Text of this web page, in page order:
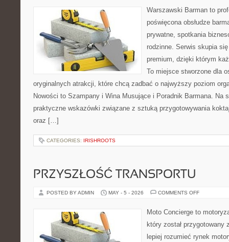
Warszawski Barman to
poświęcona obsłudze
prywatne, spotkania
rodzinne. Serwis skupia
premium, dzięki którym
To miejsce stworzone dla
oryginalnych atrakcji, które chcą zadbać o najwyższy poziom
Nowości to Szampany i Wina Musujące i Poradnik Barmana. Na
praktyczne wskazówki związane z sztuką przygotowywania
oraz […]
CATEGORIES: IRISHROOTS
PRZYSZŁOŚĆ TRANSPORTU
POSTED BY ADMIN MAY - 5 - 2026 COMMENTS OFFON
Moto Concierge to
który został
lepiej rozumieć rynek